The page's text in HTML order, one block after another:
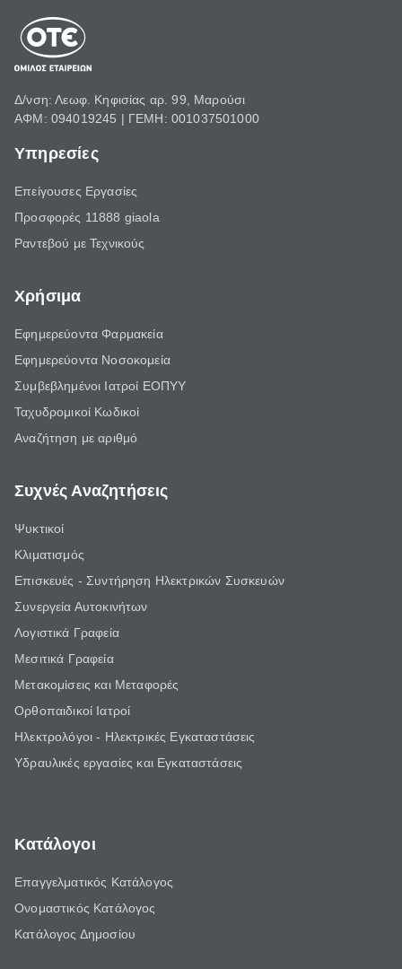
Δ/νση: Λεωφ. Κηφισίας αρ. 99, Μαρούσι
ΑΦΜ: 094019245 | ΓΕΜΗ: 001037501000
Υπηρεσίες
Επείγουσες Εργασίες
Προσφορές 11888 giaola
Ραντεβού με Τεχνικούς
Χρήσιμα
Εφημερεύοντα Φαρμακεία
Εφημερεύοντα Νοσοκομεία
Συμβεβλημένοι Ιατροί ΕΟΠΥΥ
Ταχυδρομικοί Κωδικοί
Αναζήτηση με αριθμό
Συχνές Αναζητήσεις
Ψυκτικοί
Κλιματισμός
Επισκευές - Συντήρηση Ηλεκτρικών Συσκευών
Συνεργεία Αυτοκινήτων
Λογιστικά Γραφεία
Μεσιτικά Γραφεία
Μετακομίσεις και Μεταφορές
Ορθοπαιδικοί Ιατροί
Ηλεκτρολόγοι - Ηλεκτρικές Εγκαταστάσεις
Υδραυλικές εργασίες και Εγκαταστάσεις
Κατάλογοι
Επαγγελματικός Κατάλογος
Ονομαστικός Κατάλογος
Κατάλογος Δημοσίου